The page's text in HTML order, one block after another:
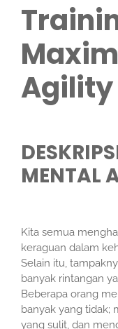
Agility
MENTAL
Kita semua
keraguan dalam
Selain itu,
banyak rintangan
Beberapa orang
banyak yang tidak;
yang sulit, dan